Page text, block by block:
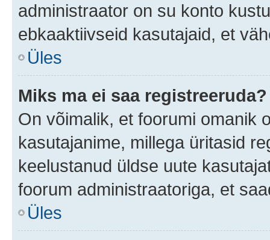
administraator on su konto
ebkaaktiivseid kasutajaid, et
Üles
Miks ma ei saa registreeruda?
On võimalik, et foorumi omanik
kasutajanime, millega üritasid
keelustanud üldse uute
foorum administraatoriga, et
Üles